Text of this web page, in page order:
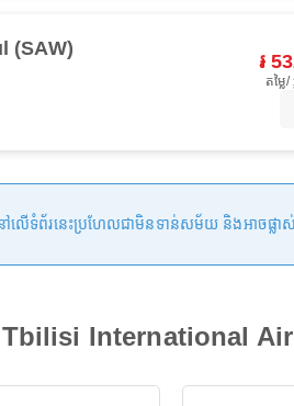
(SAW)
៛
តម្ល
លើទំព័រនេះប្រហែលជាមិនទាន់សម័យ និងអាចផ្លា
Tbilisi International